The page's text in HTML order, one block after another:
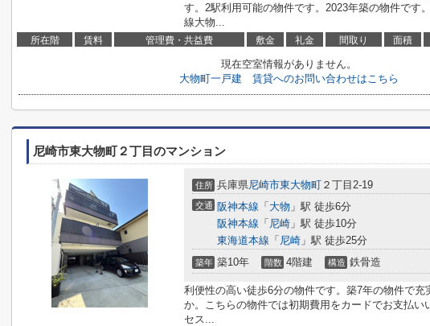
す。2駅利用可能の物件です。2023年築の物件です
線大物...
所在階 賃料 管理費・共益費 敷金 礼金 間取り 面積
現在空室情報がありません。
大物町一戸建 賃貸へのお問い合わせはこちら
尼崎市東大物町２丁目のマンション
住所 兵庫県尼崎市東大物町 ２丁目2-19
交通 阪神本線 「 大物 」駅 徒歩6分
阪神本線 「 尼崎 」駅 徒歩10分
東海道本線 「 尼崎 」駅 徒歩25分
築年 築10年 階数 4階建 構造 鉄骨造
利便性の高い徒歩6分の物件です。築7年の物件で充
か。こちらの物件では初期費用をカードでお支払い
セス...